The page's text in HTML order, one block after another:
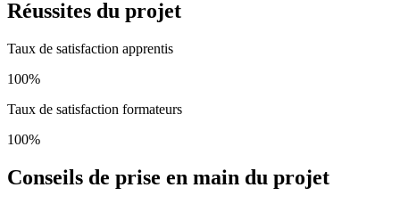
Réussites du projet
Taux de satisfaction apprentis
100%
Taux de satisfaction formateurs
100%
Conseils de prise en main du projet